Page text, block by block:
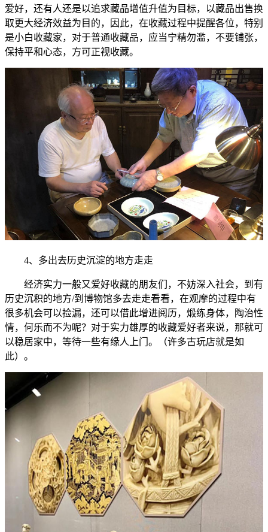
爱好，还有人还是以追求藏品增值升值为目标，以藏品出售换
取更大经济效益为目的，因此，在收藏过程中提醒各位，特别
是小白收藏家，对于普通收藏品，应当宁精勿滥，不要铺张，
保持平和心态，方可正视收藏。
4、多出去历史沉淀的地方走走
经济实力一般又爱好收藏的朋友们，不妨深入社会，到有
历史沉积的地方/到博物馆多去走走看看，在观摩的过程中有
很多机会可以捡漏，还可以借此增进阅历，煅练身体，陶治性
情，何乐而不为呢？对于实力雄厚的收藏爱好者来说，那就可
以稳居家中，等待一些有缘人上门。（许多古玩店就是如
此）。